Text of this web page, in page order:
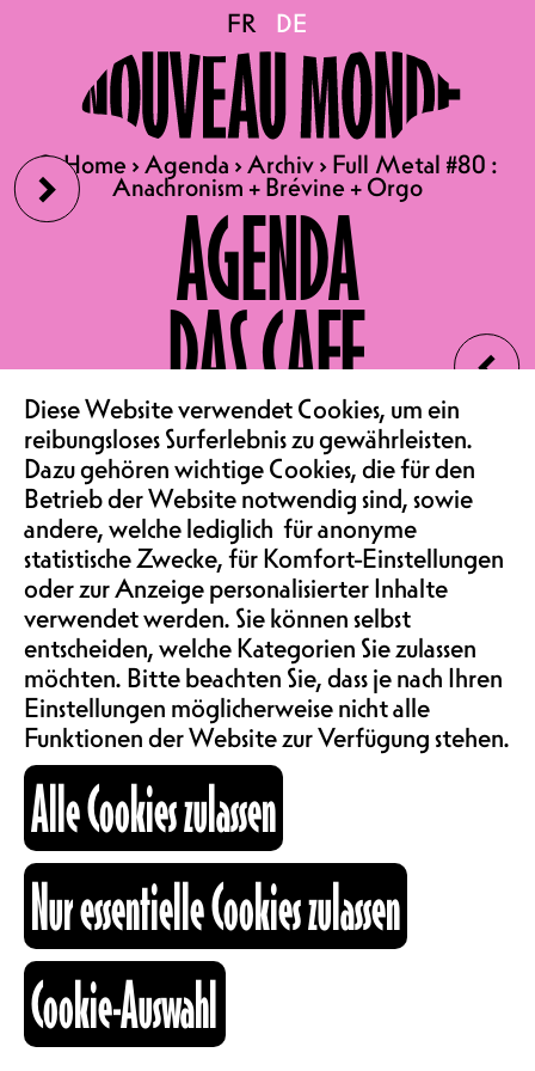
›
‹
FR DE
🔍Home ›Agenda ›Archiv › Full Metal #80 :
Anachronism + Brévine + Orgo
AGENDA
DAS CAFE
VEREIN & COMMUNITY
SAALMIETE
ABOS & TARIFE
INFORMATIONEN
KARTOGRAPHIE
SUCHE
Kulturraum
FR DE
🔍Home ›Agenda ›Archiv › Full Metal #80 :
Anachronism + Brévine + Orgo
Full Metal #80 :
Anachronism + Brévine +
Orgo
FR 23.01.26
FULL METAL #80 :
ANACHRONISM + BRÉVINE +
ORGO
KONZERT | POST-METAL,
DEATH-METAL, SLUDGE
KONZERTSAAL
TÜRÖFFNUNG 20H30,
BEGINN 21H00
MEMBER 10.-,
NORMALPREIS 15.-,
EMPFOHLENER PREIS 25.-
Dreier-Plateau mit Death-, Post-
und Sludge-Metal für einen
pickelharten Freitagabend! Die
Westschweiz kann so laut, heavy, so
brutal und unerbittlich lärmen! Ein
bleischwerer Abend für eine Full
Metal, wie es sich gehört! Holt euch
Ohrstöpsel an der Bar und
reserviert schon mal einen Termin
beim Chiropraktiker* für den
Diese Website verwendet Cookies, um ein
reibungsloses Surferlebnis zu gewährleisten.
Dazu gehören wichtige Cookies, die für den
Betrieb der Website notwendig sind, sowie
andere, welche lediglich für anonyme
statistische Zwecke, für Komfort-Einstellungen
oder zur Anzeige personalisierter Inhalte
verwendet werden. Sie können selbst
entscheiden, welche Kategorien Sie zulassen
möchten. Bitte beachten Sie, dass je nach Ihren
Einstellungen möglicherweise nicht alle
Funktionen der Website zur Verfügung stehen.
Alle Cookies zulassen
Nur essentielle Cookies zulassen
Cookie-Auswahl